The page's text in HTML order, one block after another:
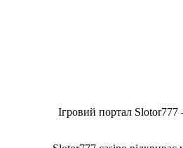
Ігровий портал Slotor777